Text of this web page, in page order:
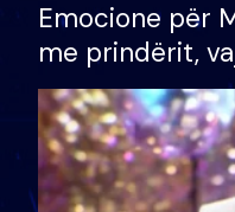
Emocione për
me prindërit,
divorci apo jo?